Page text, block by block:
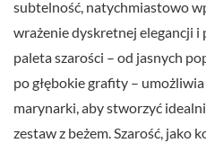
subtelność, natychmiastowo
wrażenie dyskretnej elegancji
paleta szarości – od jasnych
po głębokie grafity –
marynarki, aby stworzyć
zestaw z beżem. Szarość, jako